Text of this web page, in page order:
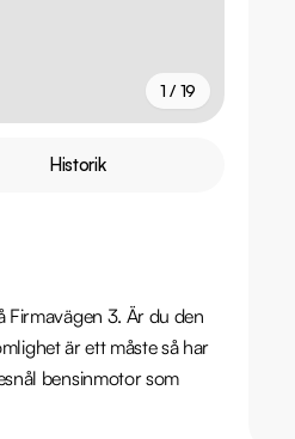
1 / 19
Historik
Firmavägen 3. Är du den
är ett måste så har
bensinmotor som